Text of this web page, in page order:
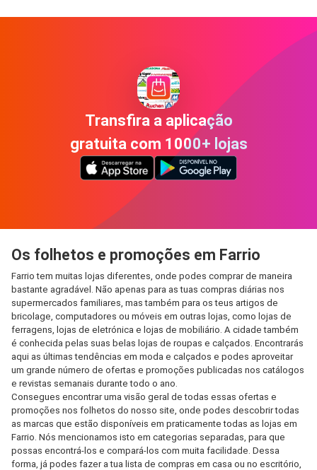
Transfira a aplicação
gratuita com 1000+ lojas
Os folhetos e promoções em Farrio
Farrio tem muitas lojas diferentes, onde podes comprar de maneira
bastante agradável. Não apenas para as tuas compras diárias nos
supermercados familiares, mas também para os teus artigos de
bricolage, computadores ou móveis em outras lojas, como lojas de
ferragens, lojas de eletrónica e lojas de mobiliário. A cidade também
é conhecida pelas suas belas lojas de roupas e calçados. Encontrarás
aqui as últimas tendências em moda e calçados e podes aproveitar
um grande número de ofertas e promoções publicadas nos catálogos
e revistas semanais durante todo o ano.
Consegues encontrar uma visão geral de todas essas ofertas e
promoções nos folhetos do nosso site, onde podes descobrir todas
as marcas que estão disponíveis em praticamente todas as lojas em
Farrio. Nós mencionamos isto em categorias separadas, para que
possas encontrá-los e compará-los com muita facilidade. Dessa
forma, já podes fazer a tua lista de compras em casa ou no escritório,